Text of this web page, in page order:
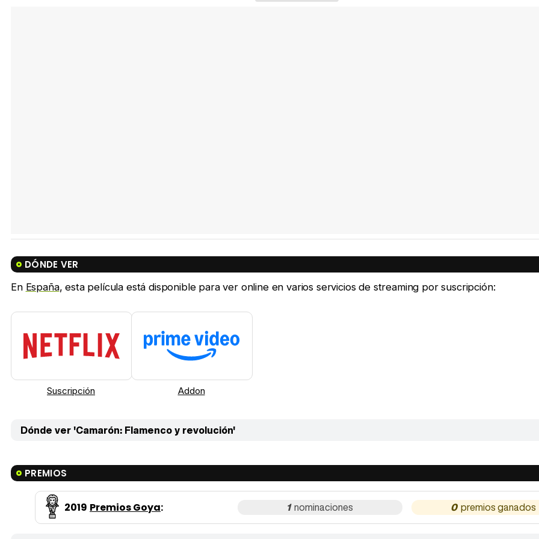
DÓNDE VER
En España, esta película está disponible para ver online en varios servicios de streaming por suscripción:
Suscripción Addon
Dónde ver 'Camarón: Flamenco y revolución'
PREMIOS
2019 Premios Goya: 1 0